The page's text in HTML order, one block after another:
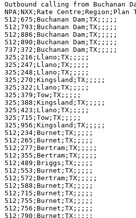
Outbound calling from Buchanan
NPA;NXX;Rate
512;675;Buchanan Dam;TX;;;;;
512;793;Buchanan Dam;TX;;;;;
512;886;Buchanan Dam;TX;;;;;
512;890;Buchanan Dam;TX;;;;;
737;372;Buchanan Dam;TX;;;;;
325;216;Llano;TX;;;;;
325;247;Llano;TX;;;;;
325;248;Llano;TX;;;;;
325;270;Kingsland;TX;;;;;
325;322;Llano;TX;;;;;
325;379;Tow;TX;;;;;
325;388;Kingsland;TX;;;;;
325;423;Llano;TX;;;;;
325;715;Tow;TX;;;;;
325;956;Kingsland;TX;;;;;
512;234;Burnet;TX;;;;;
512;265;Burnet;TX;;;;;
512;277;Bertram;TX;;;;;
512;355;Bertram;TX;;;;;
512;489;Briggs;TX;;;;;
512;553;Burnet;TX;;;;;
512;572;Bertram;TX;;;;;
512;588;Burnet;TX;;;;;
512;715;Burnet;TX;;;;;
512;755;Burnet;TX;;;;;
512;756;Burnet;TX;;;;;
512;790;Burnet;TX;;;;;